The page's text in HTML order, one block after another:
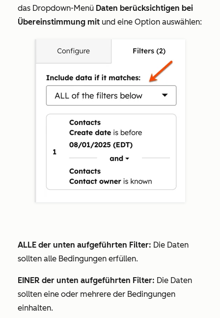
das Dropdown-Menü Daten berücksichtigen bei
Übereinstimmung mit und eine Option auswählen:
ALLE der unten aufgeführten Filter: Die Daten
sollten alle Bedingungen erfüllen.
EINER der unten aufgeführten Filter: Die Daten
sollten eine oder mehrere der Bedingungen
einhalten.